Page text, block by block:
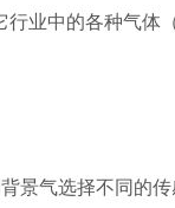
业中的各种气体
景气选择不同的传